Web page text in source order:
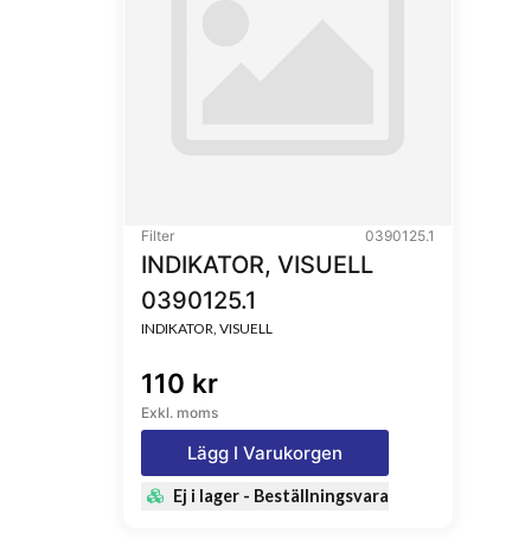
Filter 0390125.1
INDIKATOR, VISUELL
0390125.1
INDIKATOR, VISUELL
110 kr
Exkl. moms
Lägg I Varukorgen
Ej i lager - Beställningsvara